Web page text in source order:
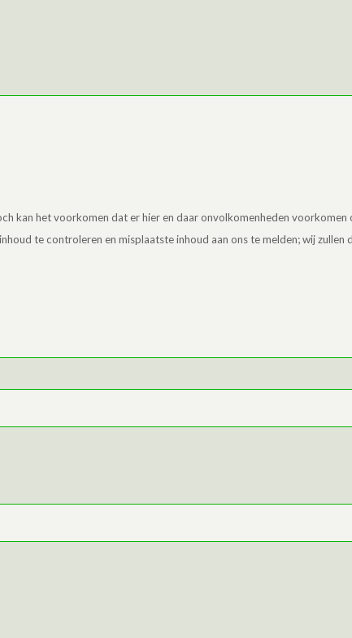
kan het voorkomen dat er hier en daar onvolkomenheden
te controleren en misplaatste inhoud aan ons te melden; wij zullen